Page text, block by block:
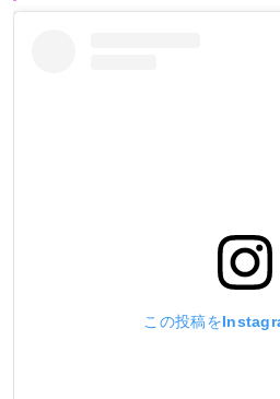
この投稿を